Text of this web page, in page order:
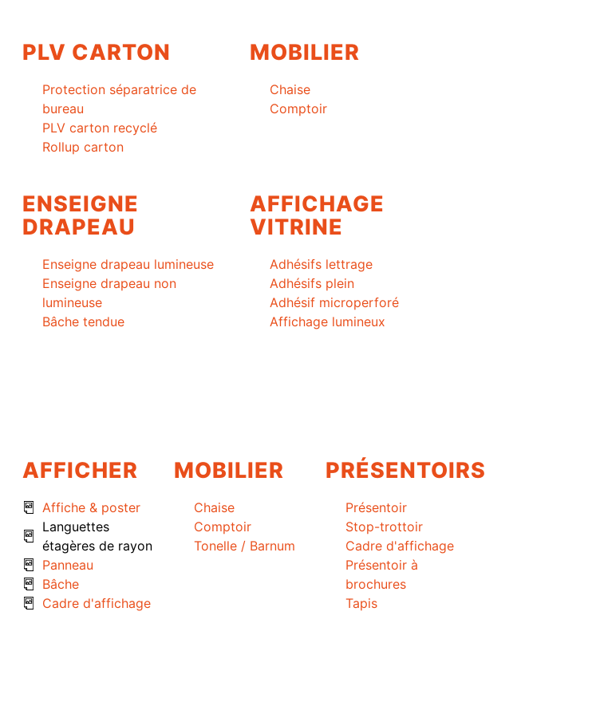
PLV CARTON
Protection séparatrice de
bureau
PLV carton recyclé
Rollup carton
MOBILIER
Chaise
Comptoir
ENSEIGNE
DRAPEAU
Enseigne drapeau lumineuse
Enseigne drapeau non
lumineuse
Bâche tendue
AFFICHAGE
VITRINE
Adhésifs lettrage
Adhésifs plein
Adhésif microperforé
Affichage lumineux
AFFICHER
Affiche & poster
Languettes
étagères de rayon
Panneau
Bâche
Cadre d'affichage
MOBILIER
Chaise
Comptoir
Tonelle / Barnum
PRÉSENTOIRS
Présentoir
Stop-trottoir
Cadre d'affichage
Présentoir à
brochures
Tapis